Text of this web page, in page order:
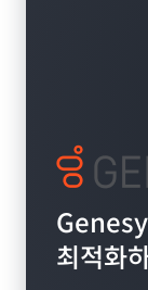
최적화